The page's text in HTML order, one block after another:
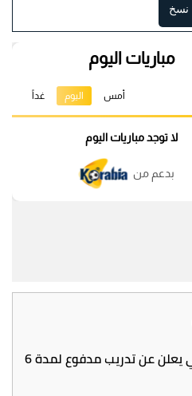
نسخ
سجل الآن.. الاتحاد الأوروبي يعلن عن تدريب مدفوع لمدة 6